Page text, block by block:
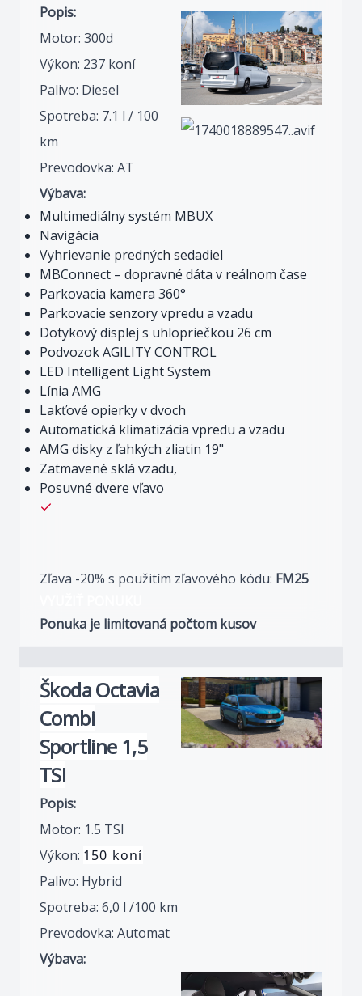
Popis:
Motor: 300d
Výkon: 237 koní
Palivo: Diesel
Spotreba: 7.1 l / 100
km
Prevodovka: AT
Výbava:
Multimediálny systém MBUX
Navigácia
Vyhrievanie predných sedadiel
MBConnect – dopravné dáta v reálnom čase
Parkovacia kamera 360°
Parkovacie senzory vpredu a vzadu
Dotykový displej s uhlopriečkou 26 cm
Podvozok AGILITY CONTROL
LED Intelligent Light System
Línia AMG
Lakťové opierky v dvoch
Automatická klimatizácia vpredu a vzadu
AMG disky z ľahkých zliatin 19"
Zatmavené sklá vzadu,
Posuvné dvere vľavo
Zľava -20% s použitím zľavového kódu: FM25
Ponuka je limitovaná počtom kusov
Škoda Octavia
Combi
Sportline 1,5
TSI
Popis:
Motor: 1.5 TSI
Výkon: 150 koní
Palivo: Hybrid
Spotreba: 6,0 l /100 km
Prevodovka: Automat
Výbava: